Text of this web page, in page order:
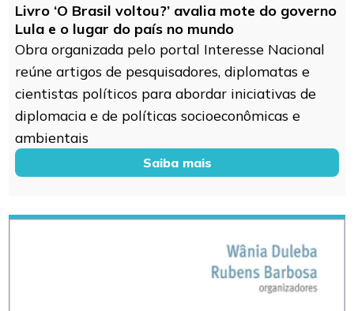
Livro ‘O Brasil voltou?’ avalia mote do governo
Lula e o lugar do país no mundo
Obra organizada pelo portal Interesse Nacional
reúne artigos de pesquisadores, diplomatas e
cientistas políticos para abordar iniciativas de
diplomacia e de políticas socioeconômicas e
ambientais
Saiba mais